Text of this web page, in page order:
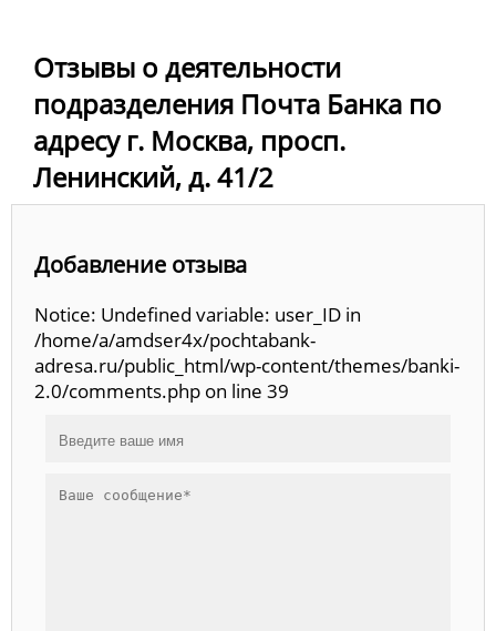
Отзывы о деятельности
подразделения Почта Банка по
адресу г. Москва, просп.
Ленинский, д. 41/2
Добавление отзыва
Notice: Undefined variable: user_ID in
/home/a/amdser4x/pochtabank-
adresa.ru/public_html/wp-content/themes/banki-
2.0/comments.php on line 39